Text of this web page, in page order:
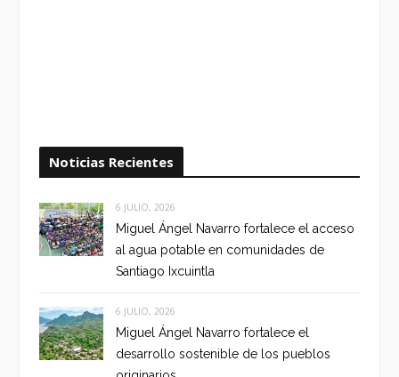
Noticias Recientes
6 JULIO, 2026
Miguel Ángel Navarro fortalece el acceso
al agua potable en comunidades de
Santiago Ixcuintla
6 JULIO, 2026
Miguel Ángel Navarro fortalece el
desarrollo sostenible de los pueblos